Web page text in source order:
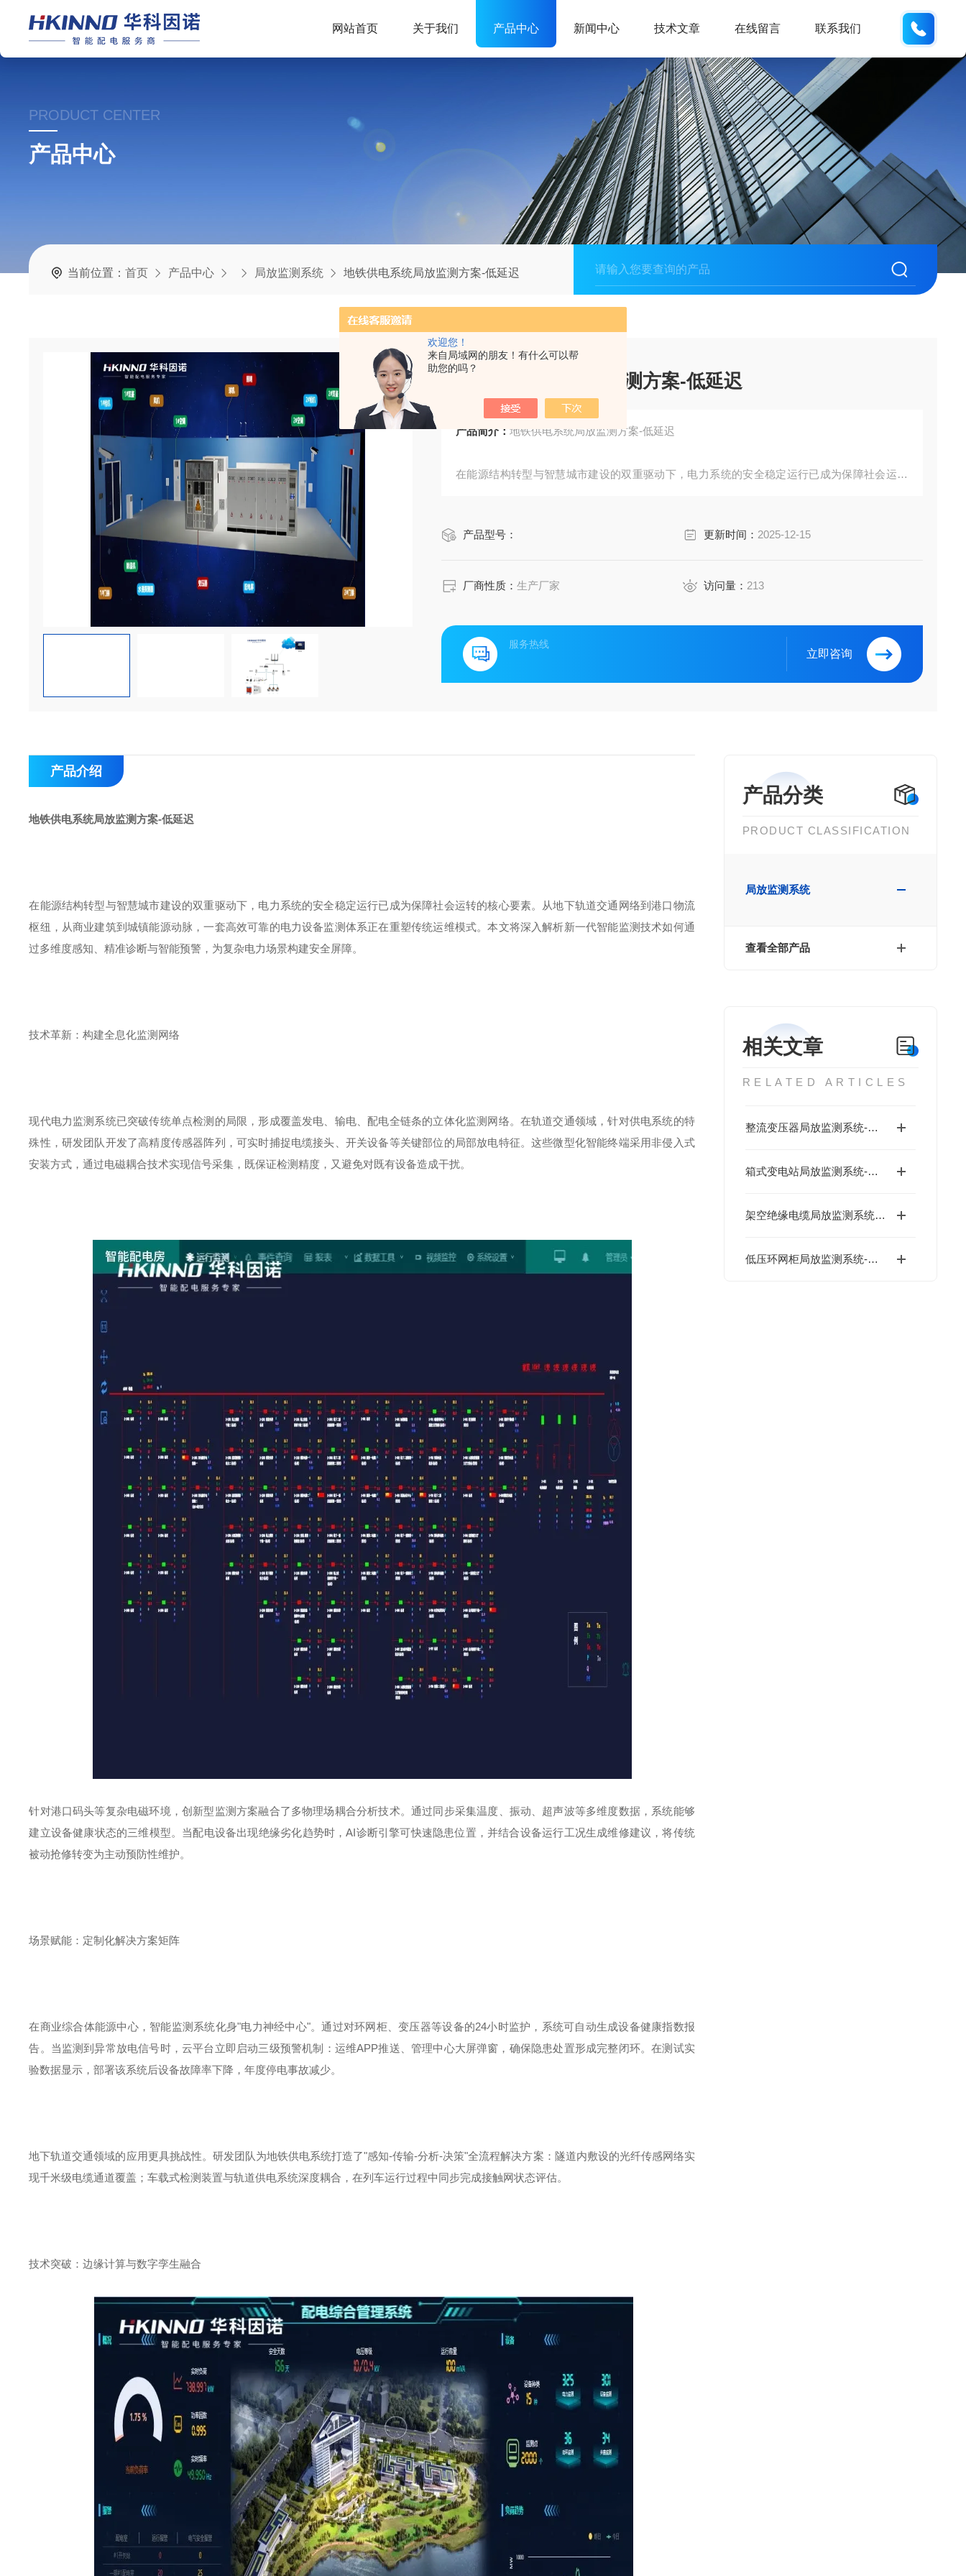
欢迎您！
来自局域网的朋友！有什么可以帮
助您的吗？
网站首页 关于我们 产品中心 新闻中心 技术文章 在线留言 联系我们
PRODUCT CENTER
产品中心
当前位置：首页 产品中心 局放监测系统 地铁供电系统局放监测方案-低延迟
地铁供电系统局放监测方案-低延迟
产品简介：地铁供电系统局放监测方案-低延迟
在能源结构转型与智慧城市建设的双重驱动下，电力系统的安全稳定运行已成为保障社会运转
多维度感知、精准诊断与智能预警，为复杂电力场景构建安全屏障。
产品型号： 更新时间： 2025-12-15
厂商性质：生产厂家 访问量： 213
服务热线
立即咨询
产品分类
PRODUCT CLASSIFICATION
局放监测系统
查看全部产品
相关文章
RELATED ARTICLES
整流变压器局放监测系统-低成本
箱式变电站局放监测系统-低成本
架空绝缘电缆局放监测系统-低成本
低压环网柜局放监测系统-数字运维
产品介绍
地铁供电系统局放监测方案-低延迟
在能源结构转型与智慧城市建设的双重驱动下，电力系统的安全稳定运行已成为保障社会运转的核心要素。从地下轨道交通网络到港口物流
枢纽，从商业建筑到城镇能源动脉，一套高效可靠的电力设备监测体系正在重塑传统运维模式。本文将深入解析新一代智能监测技术如何通
过多维度感知、精准诊断与智能预警，为复杂电力场景构建安全屏障。
技术革新：构建全息化监测网络
现代电力监测系统已突破传统单点检测的局限，形成覆盖发电、输电、配电全链条的立体化监测网络。在轨道交通领域，针对供电系统的特
殊性，研发团队开发了高精度传感器阵列，可实时捕捉电缆接头、开关设备等关键部位的局部放电特征。这些微型化智能终端采用非侵入式
安装方式，通过电磁耦合技术实现信号采集，既保证检测精度，又避免对既有设备造成干扰。
针对港口码头等复杂电磁环境，创新型监测方案融合了多物理场耦合分析技术。通过同步采集温度、振动、超声波等多维度数据，系统能够
建立设备健康状态的三维模型。当配电设备出现绝缘劣化趋势时，AI诊断引擎可快速隐患位置，并结合设备运行工况生成维修建议，将传统
被动抢修转变为主动预防性维护。
场景赋能：定制化解决方案矩阵
在商业综合体能源中心，智能监测系统化身"电力神经中心"。通过对环网柜、变压器等设备的24小时监护，系统可自动生成设备健康指数报
告。当监测到异常放电信号时，云平台立即启动三级预警机制：运维APP推送、管理中心大屏弹窗，确保隐患处置形成完整闭环。在测试实
验数据显示，部署该系统后设备故障率下降，年度停电事故减少。
地下轨道交通领域的应用更具挑战性。研发团队为地铁供电系统打造了"感知-传输-分析-决策"全流程解决方案：隧道内敷设的光纤传感网络实
现千米级电缆通道覆盖；车载式检测装置与轨道供电系统深度耦合，在列车运行过程中同步完成接触网状态评估。
技术突破：边缘计算与数字孪生融合